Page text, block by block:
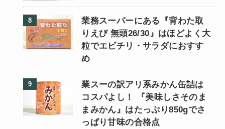
業務スーパーにある『背わた取
りえび 無頭26/30』はほどよく大
粒でエビチリ・サラダにおすす
め
業スーの訳アリ系みかん缶詰は
コスパよし！ 『美味しさそのま
まみかん』はたっぷり850gでさ
っぱり甘味の合格点